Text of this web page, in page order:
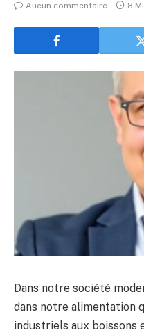
Aucun commentaire
8
Dans notre société
dans notre alimentation
industriels aux boissons